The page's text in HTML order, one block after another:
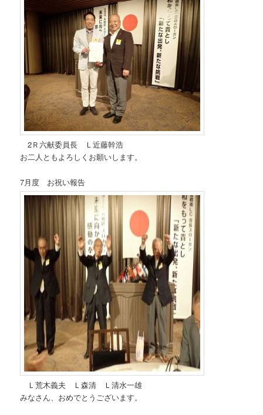
2Ｒ六献委員長 Ｌ近藤幹浩
お二人ともよろしくお願いします。
7月度 お祝い報告
Ｌ荒木義夫 Ｌ森清 Ｌ清水一雄
みなさん、おめでとうございます。